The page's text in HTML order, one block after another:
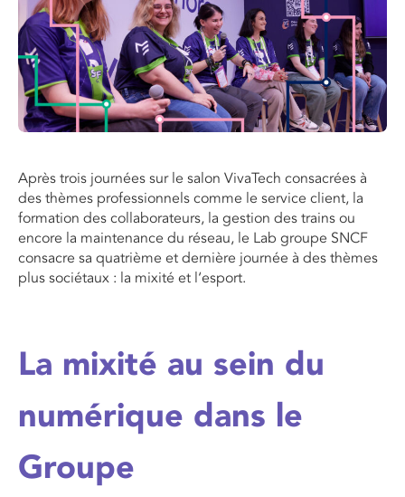
Après trois journées sur le salon VivaTech consacrées à
des thèmes professionnels comme le service client, la
formation des collaborateurs, la gestion des trains ou
encore la maintenance du réseau, le Lab groupe SNCF
consacre sa quatrième et dernière journée à des thèmes
plus sociétaux : la mixité et l‘esport.
La mixité au sein du
numérique dans le
Groupe